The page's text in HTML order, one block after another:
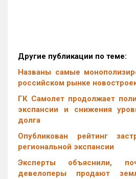
Другие публикации по теме:
Названы самые
российском рынке
ГК Самолет продолжает
экспансии и снижения
долга
Опубликован рейтинг
региональной экспансии
Эксперты объяснили,
девелоперы продают